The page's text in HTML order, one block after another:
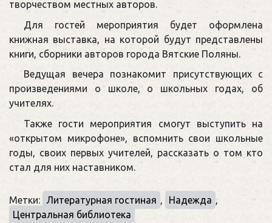
творчеством местных авторов.
Для гостей мероприятия будет оформлена
книжная выставка, на которой будут представлены
книги, сборники авторов города Вятские Поляны.
Ведущая вечера познакомит присутствующих с
произведениями о школе, о школьных годах, об
учителях.
Также гости мероприятия смогут выступить на
«открытом микрофоне», вспомнить свои школьные
годы, своих первых учителей, рассказать о том кто
стал для них наставником.
Метки: Литературная гостиная , Надежда ,
Центральная библиотека